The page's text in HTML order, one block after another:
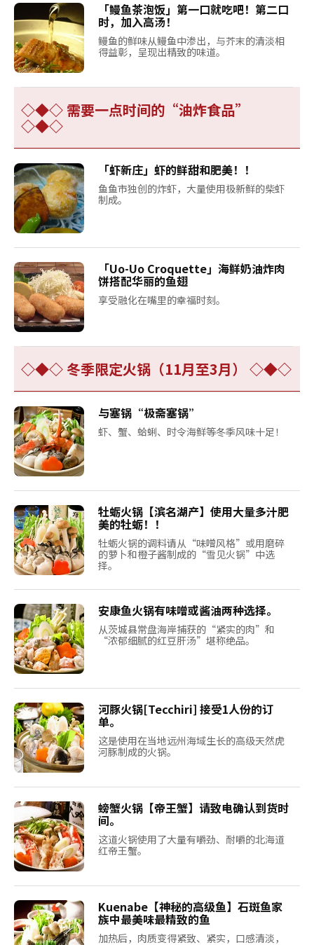
「鳗鱼茶泡饭」第一口就吃吧！第二口
时，加入高汤！
鳗鱼的鲜味从鳗鱼中渗出，与芥末的清淡相
得益彰，呈现出精致的味道。
◇◆◇ 需要一点时间的“油炸食品”
◇◆◇
「虾新庄」虾的鲜甜和肥美！！
鱼鱼市独创的炸虾，大量使用极新鲜的柴虾
制成。
「Uo-Uo Croquette」海鲜奶油炸肉
饼搭配华丽的鱼翅
享受融化在嘴里的幸福时刻。
◇◆◇ 冬季限定火锅（11月至3月） ◇◆◇
与塞锅“极斋塞锅”
虾、蟹、蛤蜊、时令海鲜等冬季风味十足！
牡蛎火锅【滨名湖产】使用大量多汁肥
美的牡蛎！！
牡蛎火锅的调料请从“味噌风格”或用磨碎
的萝卜和橙子酱制成的“雪见火锅”中选
择。
安康鱼火锅有味噌或酱油两种选择。
从茨城县常盘海岸捕获的“紧实的肉”和
“浓郁细腻的红豆肝汤”堪称绝品。
河豚火锅[Tecchiri] 接受1人份的订
单。
这是使用在当地远州海域生长的高级天然虎
河豚制成的火锅。
螃蟹火锅【帝王蟹】请致电确认到货时
间。
这道火锅使用了大量有嚼劲、耐嚼的北海道
红帝王蟹。
Kuenabe【神秘的高级鱼】石斑鱼家
族中最美味最精致的鱼
加热后，肉质变得紧致、紧实，口感清淡，